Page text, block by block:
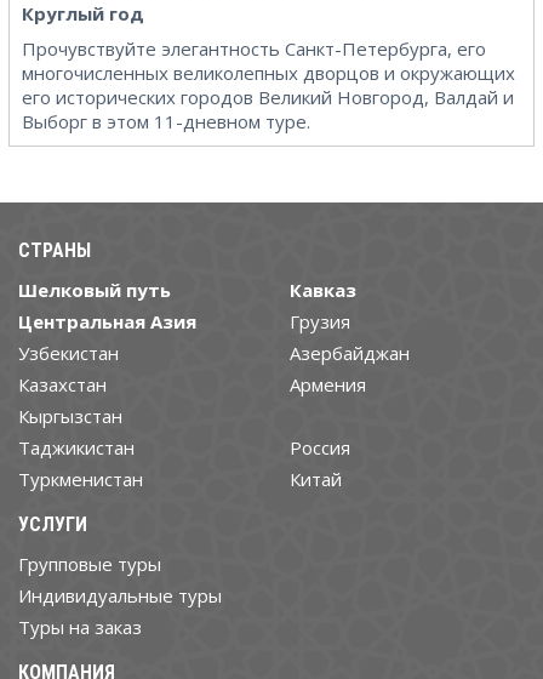
Круглый год
Прочувствуйте элегантность Санкт-Петербурга, его
многочисленных великолепных дворцов и окружающих
его исторических городов Великий Новгород, Валдай и
Выборг в этом 11-дневном туре.
СТРАНЫ
Шелковый путь
Центральная Азия
Узбекистан
Казахстан
Кыргызстан
Таджикистан
Туркменистан
Кавказ
Грузия
Азербайджан
Армения
Россия
Китай
УСЛУГИ
Групповые туры
Индивидуальные туры
Туры на заказ
КОМПАНИЯ